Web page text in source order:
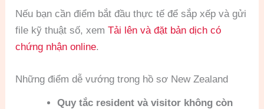
Nếu bạn cần điểm bắt đầu thực tế để sắp xếp và gửi
file kỹ thuật số, xemTải lên và đặt bản dịch có
chứng nhận online.
Những điểm dễ vướng trong hồ sơ New Zealand
Quy tắc resident và visitor không còn